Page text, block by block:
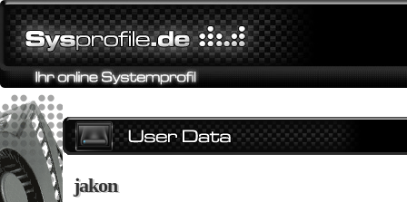
jakon
jakon